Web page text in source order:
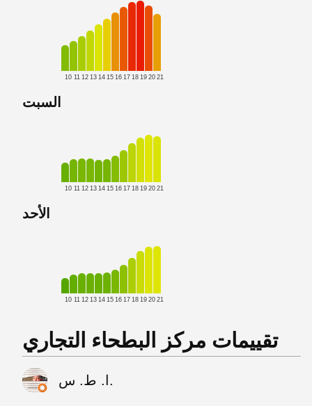
10 11 12 13 14 15 16 17 18 19 20 21
السبت
10 11 12 13 14 15 16 17 18 19 20 21
الأحد
10 11 12 13 14 15 16 17 18 19 20 21
تقييمات مركز البطحاء التجاري
ا. ط. س.